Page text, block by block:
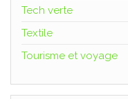
Tech verte
Textile
Tourisme et voyage